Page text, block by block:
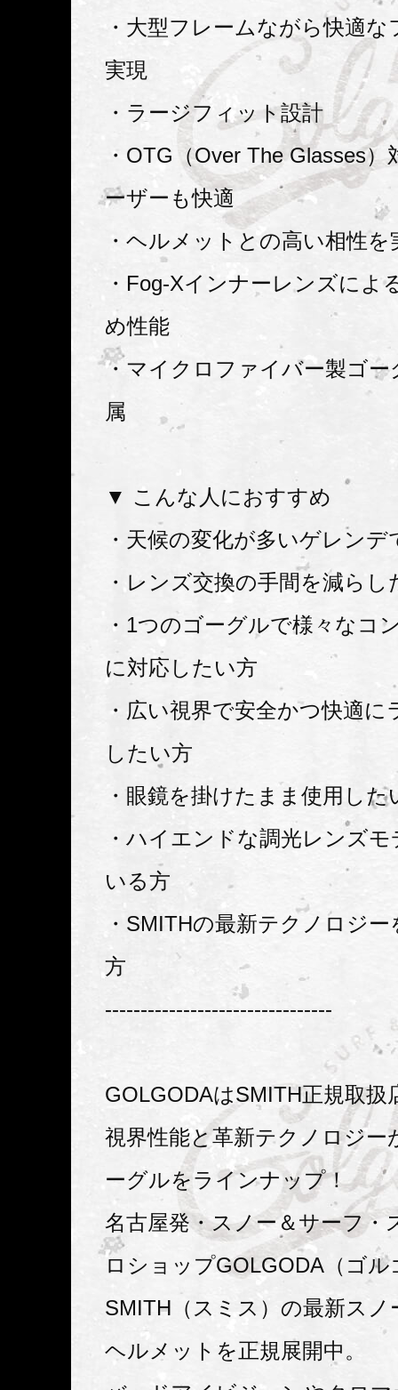
・大型フレームながら快適
実現
・ラージフィット設計
・OTG（Over The Glasses
ーザーも快適
・ヘルメットとの高い相性
・Fog-Xインナーレンズによ
め性能
・マイクロファイバー製ゴ
属
▼ こんな人におすすめ
・天候の変化が多いゲレンデ
・レンズ交換の手間を減らし
・1つのゴーグルで様々なコ
に対応したい方
・広い視界で安全かつ快適
したい方
・眼鏡を掛けたまま使用した
・ハイエンドな調光レンズ
いる方
・SMITHの最新テクノロジ
方
--------------------------------
GOLGODAはSMITH正規取扱
視界性能と革新テクノロジー
ーグルをラインナップ！
名古屋発・スノー＆サーフ・
ロショップGOLGODA（ゴ
SMITH（スミス）の最新スノ
ヘルメットを正規展開中。